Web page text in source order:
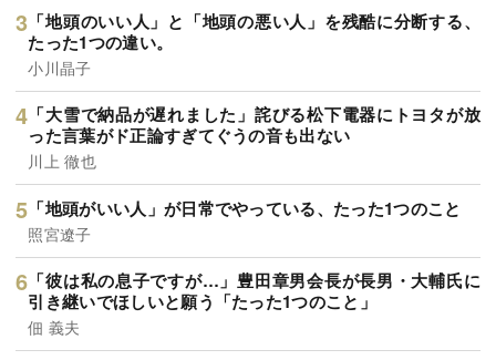
「地頭のいい人」と「地頭の悪い人」を残酷に分断する、
たった1つの違い。
小川晶子
「大雪で納品が遅れました」詫びる松下電器にトヨタが放
った言葉がド正論すぎてぐうの音も出ない
川上 徹也
「地頭がいい人」が日常でやっている、たった1つのこと
照宮遼子
「彼は私の息子ですが…」豊田章男会長が長男・大輔氏に
引き継いでほしいと願う「たった1つのこと」
佃 義夫